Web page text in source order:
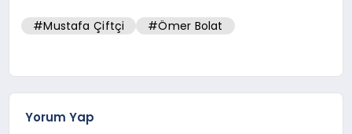
#Mustafa Çiftçi #Ömer Bolat
Yorum Yap